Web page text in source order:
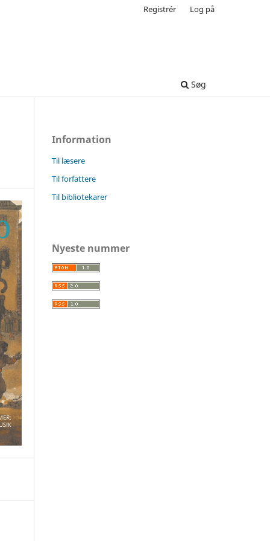
Søg
Registrér Log på
Information
Til læsere
Til forfattere
Til bibliotekarer
Nyeste nummer